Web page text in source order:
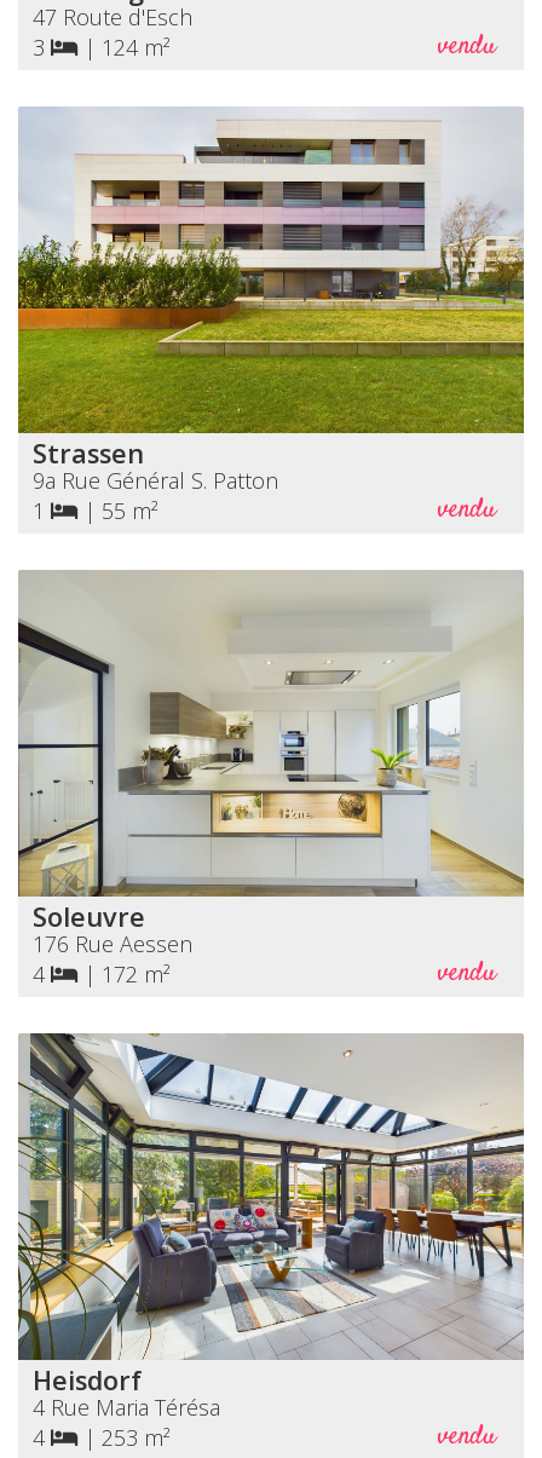
47 Route d'Esch
3
| 124 m² vendu
Strassen
9a Rue Général S. Patton
1
| 55 m² vendu
Soleuvre
176 Rue Aessen
4
| 172 m² vendu
Heisdorf
4 Rue Maria Térésa
4
| 253 m² vendu